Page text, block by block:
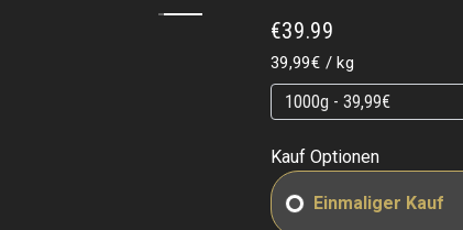
€39.99
Grundpreis
39,99€ / pro
kg
Grundpreis
Grundpreis
Kauf Optionen
Einmaliger Kauf